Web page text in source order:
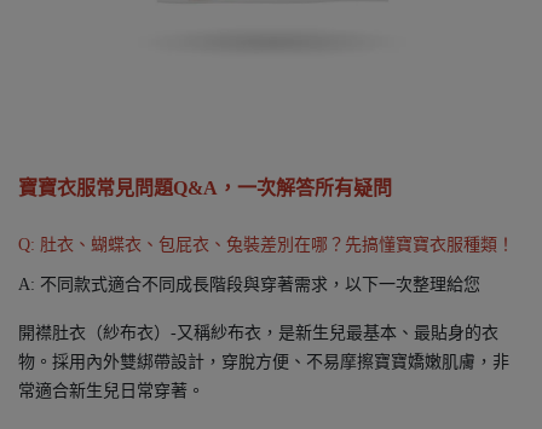
寶寶衣服常見問題Q&A，一次解答所有疑問
Q: 肚衣、蝴蝶衣、包屁衣、兔裝差別在哪？先搞懂寶寶衣服種類！
A: 不同款式適合不同成長階段與穿著需求，以下一次整理給您
開襟肚衣（紗布衣）-又稱紗布衣，是新生兒最基本、最貼身的衣
物。採用內外雙綁帶設計，穿脫方便、不易摩擦寶寶嬌嫩肌膚，非
常適合新生兒日常穿著。